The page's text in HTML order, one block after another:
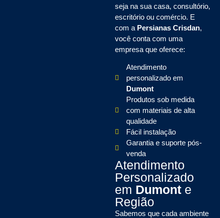
seja na sua casa, consultório,
escritório ou comércio. E
com a Persianas Crisdan,
você conta com uma
empresa que oferece:
Atendimento
personalizado em
Dumont
Produtos sob medida
com materiais de alta
qualidade
Fácil instalação
Garantia e suporte pós-
venda
Atendimento
Personalizado
em Dumont e
Região
Sabemos que cada ambiente